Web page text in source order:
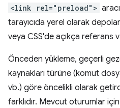
<link rel="preload">
tarayıcıda yerel olarak
veya CSS'de açıkça referans
Önceden yükleme, geçerli
kaynakları türüne (komut
vb.) göre öncelikli olarak
farklıdır. Mevcut oturumlar için